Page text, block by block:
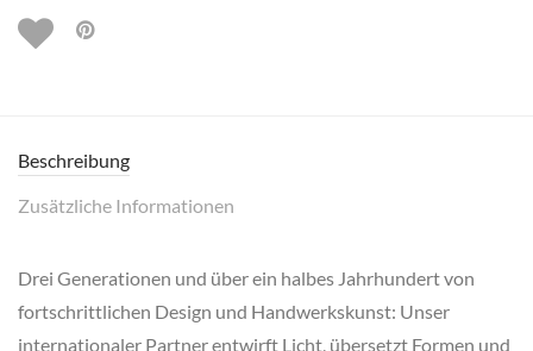
Beschreibung
Zusätzliche Informationen
Drei Generationen und über ein halbes Jahrhundert von
fortschrittlichen Design und Handwerkskunst: Unser
internationaler Partner entwirft Licht, übersetzt Formen und